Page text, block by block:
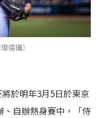
儒攝）
於明年3月5日於東京
、自辦熱身賽中，「侍